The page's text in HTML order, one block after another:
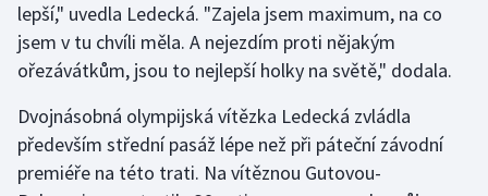
Jezdectví
Krasobruslení
Lezení
lepší," uvedla Ledecká. "Zajela jsem maximum, na co
jsem v tu chvíli měla. A nejezdím proti nějakým
ořezávátkům, jsou to nejlepší holky na světě," dodala.
Dvojnásobná olympijská vítězka Ledecká zvládla
především střední pasáž lépe než při páteční závodní
premiéře na této trati. Na vítěznou Gutovou-